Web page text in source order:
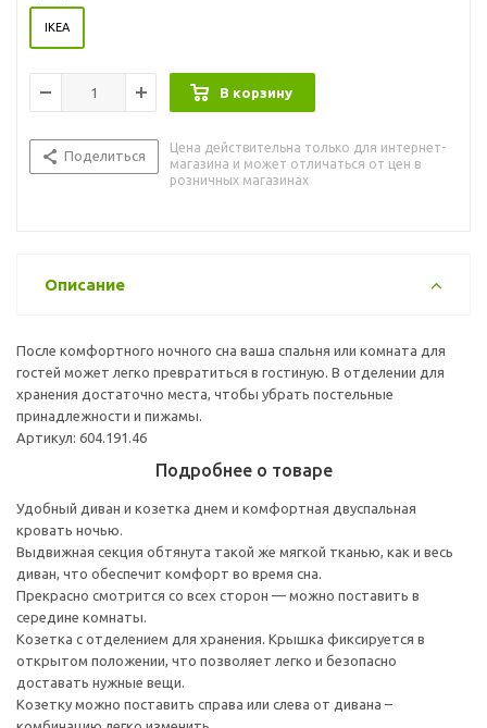
IKEA
В корзину
Поделиться
Цена действительна только для интернет-
магазина и может отличаться от цен в
розничных магазинах
Описание
После комфортного ночного сна ваша спальня или комната для
гостей может легко превратиться в гостиную. В отделении для
хранения достаточно места, чтобы убрать постельные
принадлежности и пижамы.
Артикул: 604.191.46
Подробнее о товаре
Удобный диван и козетка днем и комфортная двуспальная
кровать ночью.
Выдвижная секция обтянута такой же мягкой тканью, как и весь
диван, что обеспечит комфорт во время сна.
Прекрасно смотрится со всех сторон — можно поставить в
середине комнаты.
Козетка с отделением для хранения. Крышка фиксируется в
открытом положении, что позволяет легко и безопасно
доставать нужные вещи.
Козетку можно поставить справа или слева от дивана –